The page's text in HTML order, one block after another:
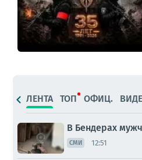
ЛЕНТА ТОП ОФИЦ.
В Бендерах
СМИ 12:51